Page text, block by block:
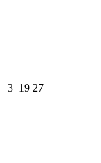
3 19 27